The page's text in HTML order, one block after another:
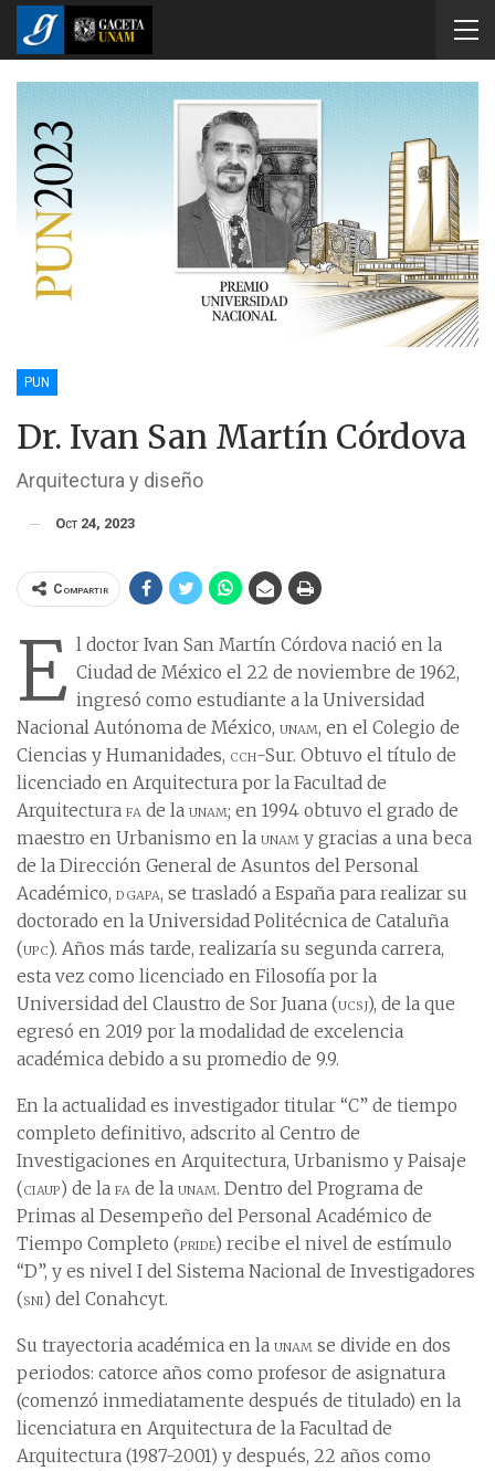
PUN
Dr. Ivan San Martín Córdova
Arquitectura y diseño
Oct 24, 2023
Compartir
E l doctor Ivan San Martín Córdova nació en la
Ciudad de México el 22 de noviembre de 1962,
ingresó como estudiante a la Universidad
Nacional Autónoma de México, unam, en el Colegio de
Ciencias y Humanidades, cch-Sur. Obtuvo el título de
licenciado en Arquitectura por la Facultad de
Arquitectura fa de la unam; en 1994 obtuvo el grado de
maestro en Urbanismo en la unam y gracias a una beca
de la Dirección General de Asuntos del Personal
Académico, dgapa, se trasladó a España para realizar su
doctorado en la Universidad Politécnica de Cataluña
(upc). Años más tarde, realizaría su segunda carrera,
esta vez como licenciado en Filosofía por la
Universidad del Claustro de Sor Juana (ucsj), de la que
egresó en 2019 por la modalidad de excelencia
académica debido a su promedio de 9.9.
En la actualidad es investigador titular “C” de tiempo
completo definitivo, adscrito al Centro de
Investigaciones en Arquitectura, Urbanismo y Paisaje
(ciaup) de la fa de la unam. Dentro del Programa de
Primas al Desempeño del Personal Académico de
Tiempo Completo (pride) recibe el nivel de estímulo
“D”, y es nivel I del Sistema Nacional de Investigadores
(sni) del Conahcyt.
Su trayectoria académica en la unam se divide en dos
periodos: catorce años como profesor de asignatura
(comenzó inmediatamente después de titulado) en la
licenciatura en Arquitectura de la Facultad de
Arquitectura (1987-2001) y después, 22 años como